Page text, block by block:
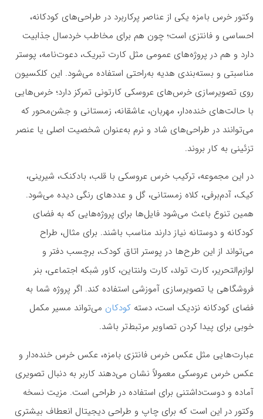
وکتور خرس بامزه یکی از عناصر پرکاربرد در طراحی‌های کودکانه،
احساسی و فانتزی است؛ چون هم برای مخاطب خردسال جذابیت
دارد و هم در پروژه‌های عمومی مثل کارت تبریک، دعوت‌نامه، پوستر
مناسبتی و بسته‌بندی هدیه به‌راحتی استفاده می‌شود. این کلکسیون
روی تصویرسازی خرس‌های عروسکی کارتونی تمرکز دارد؛ خرس‌هایی
با حالت‌های خنده‌دار، مهربان، عاشقانه، زمستانی و جشن‌محور که
می‌توانند در طراحی‌های شاد و نرم به‌عنوان شخصیت اصلی یا عنصر
تزئینی به کار بروند.
در این مجموعه، ترکیب خرس عروسکی با قلب، بادکنک، شیرینی،
کیک، آدم‌برفی، کلاه زمستانی، گل و عددهای رنگی دیده می‌شود.
همین تنوع باعث می‌شود فایل‌ها برای پروژه‌هایی که به فضای
کودکانه و دوستانه نیاز دارند مناسب باشند. برای مثال، طراح
می‌تواند از این طرح‌ها در پوستر اتاق کودک، برچسب دفتر و
لوازم‌التحریر، کارت تولد، کارت ولنتاین، کاور شبکه اجتماعی، بنر
فروشگاهی یا تصویرسازی آموزشی استفاده کند. اگر پروژه شما به
فضای کودکانه نزدیک است، دسته کودکان می‌تواند مسیر مکمل
خوبی برای پیدا کردن تصاویر مرتبط‌تر باشد.
عبارت‌هایی مثل عکس خرس فانتزی بامزه، عکس خرس خنده‌دار و
عکس خرس عروسکی معمولاً نشان می‌دهند کاربر به دنبال تصویری
آماده و دوست‌داشتنی برای استفاده در طراحی است. مزیت نسخه
وکتور در این است که برای چاپ و طراحی دیجیتال انعطاف بیشتری